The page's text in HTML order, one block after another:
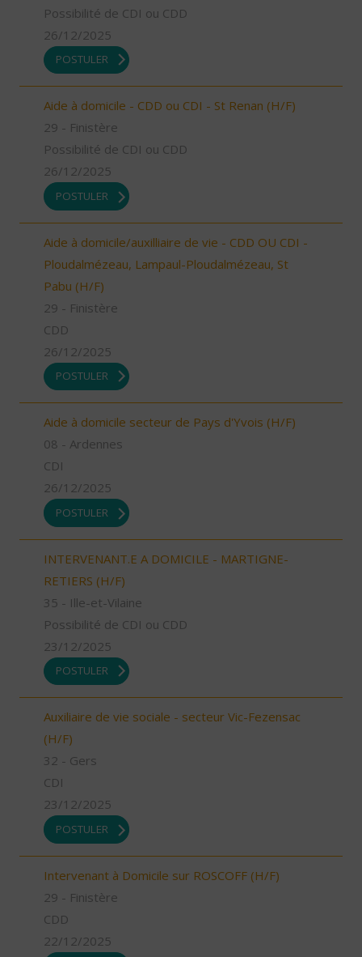
Possibilité de CDI ou CDD
26/12/2025
POSTULER
Aide à domicile - CDD ou CDI - St Renan (H/F)
29 - Finistère
Possibilité de CDI ou CDD
26/12/2025
POSTULER
Aide à domicile/auxilliaire de vie - CDD OU CDI -
Ploudalmézeau, Lampaul-Ploudalmézeau, St
Pabu (H/F)
29 - Finistère
CDD
26/12/2025
POSTULER
Aide à domicile secteur de Pays d'Yvois (H/F)
08 - Ardennes
CDI
26/12/2025
POSTULER
INTERVENANT.E A DOMICILE - MARTIGNE-
RETIERS (H/F)
35 - Ille-et-Vilaine
Possibilité de CDI ou CDD
23/12/2025
POSTULER
Auxiliaire de vie sociale - secteur Vic-Fezensac
(H/F)
32 - Gers
CDI
23/12/2025
POSTULER
Intervenant à Domicile sur ROSCOFF (H/F)
29 - Finistère
CDD
22/12/2025